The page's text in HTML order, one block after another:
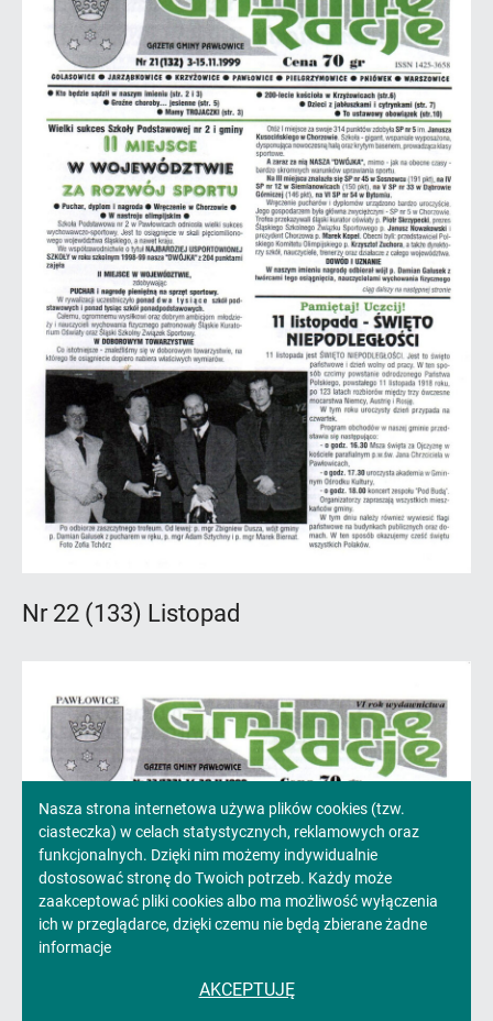
Nr 22 (133) Listopad
Informacja
o
cookies!
Nasza strona internetowa używa plików cookies (tzw.
ciasteczka) w celach statystycznych, reklamowych oraz
funkcjonalnych. Dzięki nim możemy indywidualnie
dostosować stronę do Twoich potrzeb. Każdy może
zaakceptować pliki cookies albo ma możliwość wyłączenia
ich w przeglądarce, dzięki czemu nie będą zbierane żadne
informacje
AKCEPTUJĘ